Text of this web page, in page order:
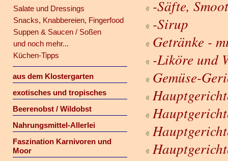
Salate und Dressings
Snacks, Knabbereien, Fingerfood
Suppen & Saucen / Soßen
und noch mehr...
Küchen-Tipps
aus dem Klostergarten
exotisches und tropisches
Beerenobst / Wildobst
Nahrungsmittel-Allerlei
Faszination Karnivoren und
Moor
-Säfte,
-Sirup
Getränke -
-Liköre und
Gemüse-